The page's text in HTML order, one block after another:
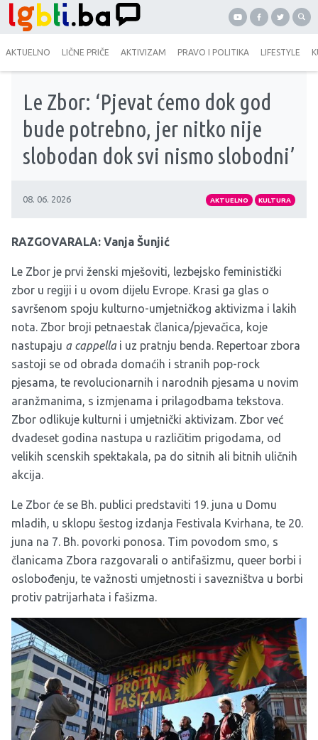
AKTUELNO LIČNE PRIČE AKTIVIZAM PRAVO I POLITIKA LIFESTYLE
Le Zbor: ‘Pjevat ćemo dok god
bude potrebno, jer nitko nije
slobodan dok svi nismo slobodni’
08. 06. 2026 AKTUELNO KULTURA
RAZGOVARALA: Vanja Šunjić
Le Zbor je prvi ženski mješoviti, lezbejsko feministički
zbor u regiji i u ovom dijelu Evrope. Krasi ga glas o
savršenom spoju kulturno-umjetničkog aktivizma i lakih
nota. Zbor broji petnaestak članica/pjevačica, koje
nastupaju a cappellai uz pratnju benda. Repertoar zbora
sastoji se od obrada domaćih i stranih pop-rock
pjesama, te revolucionarnih i narodnih pjesama u novim
aranžmanima, s izmjenama i prilagodbama tekstova.
Zbor odlikuje kulturni i umjetnički aktivizam. Zbor već
dvadeset godina nastupa u različitim prigodama, od
velikih scenskih spektakala, pa do sitnih ali bitnih uličnih
akcija.
Le Zbor će se Bh. publici predstaviti 19. juna u Domu
mladih, u sklopu šestog izdanja Festivala Kvirhana, te 20.
juna na 7. Bh. povorki ponosa. Tim povodom smo, s
članicama Zbora razgovarali o antifašizmu, queer borbi i
oslobođenju, te važnosti umjetnosti i savezništva u borbi
protiv patrijarhata i fašizma.